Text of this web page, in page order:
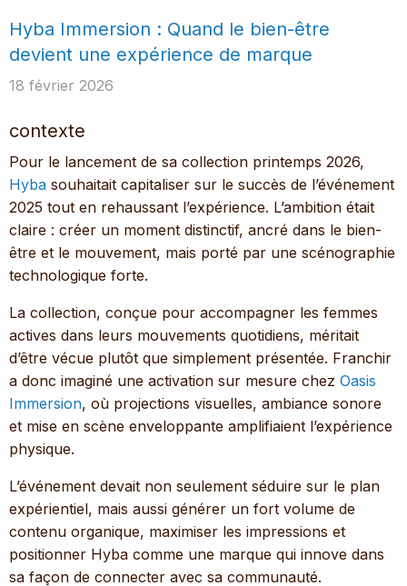
Hyba Immersion : Quand le bien-être
devient une expérience de marque
18 février 2026
contexte
Pour le lancement de sa collection printemps 2026,
Hyba souhaitait capitaliser sur le succès de l’événement
2025 tout en rehaussant l’expérience. L’ambition était
claire : créer un moment distinctif, ancré dans le bien-
être et le mouvement, mais porté par une scénographie
technologique forte.
La collection, conçue pour accompagner les femmes
actives dans leurs mouvements quotidiens, méritait
d’être vécue plutôt que simplement présentée. Franchir
a donc imaginé une activation sur mesure chez Oasis
Immersion, où projections visuelles, ambiance sonore
et mise en scène enveloppante amplifiaient l’expérience
physique.
L’événement devait non seulement séduire sur le plan
expérientiel, mais aussi générer un fort volume de
contenu organique, maximiser les impressions et
positionner Hyba comme une marque qui innove dans
sa façon de connecter avec sa communauté.